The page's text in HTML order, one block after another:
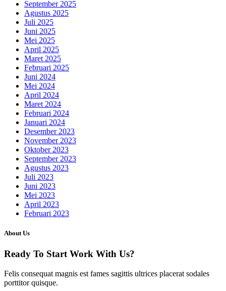
September 2025
Agustus 2025
Juli 2025
Juni 2025
Mei 2025
April 2025
Maret 2025
Februari 2025
Juni 2024
Mei 2024
April 2024
Maret 2024
Februari 2024
Januari 2024
Desember 2023
November 2023
Oktober 2023
September 2023
Agustus 2023
Juli 2023
Juni 2023
Mei 2023
April 2023
Februari 2023
About Us
Ready To Start Work With Us?
Felis consequat magnis est fames sagittis ultrices placerat sodales
porttitor quisque.